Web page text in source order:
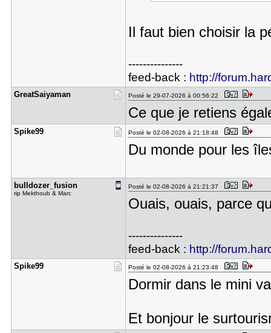
Il faut bien choisir la
---------------
feed-back : http://
GreatSaiya​man Posté le 29-07-2026 à 00:56:22
Ce que je retiens
Spike99 Posté le 02-08-2026 à 21:18:48
Du monde pour les
bulldozer_​fusion
rip Mekthoub & Marc
Posté le 02-08-2026 à 21:21:37
Ouais, ouais, parce
---------------
feed-back : http://
Spike99 Posté le 02-08-2026 à 21:23:48
Dormir dans le mini
Et bonjour le